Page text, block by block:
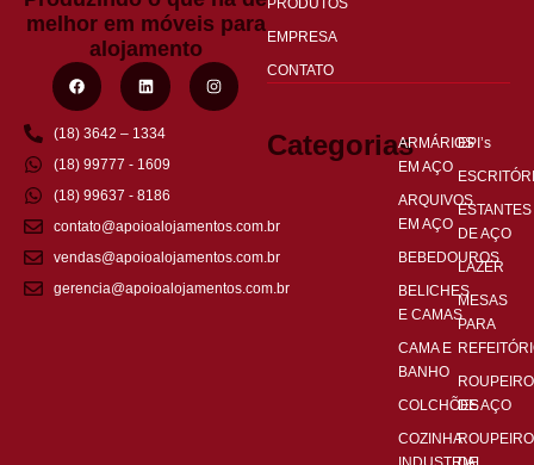
melhor em móveis para
alojamento
(18) 3642 – 1334
(18) 99777 - 1609
(18) 99637 - 8186
contato@apoioalojamentos.com.br
vendas@apoioalojamentos.com.br
gerencia@apoioalojamentos.com.br
EMPRESA
CONTATO
CategoriasARMÁRIOS
EM AÇO
ARQUIVOS
EM AÇO
BEBEDOUROS
BELICHES
E CAMAS
CAMA E
BANHO
COLCHÕES
COZINHA
EPI’s
ESTANTES
DE AÇO
LAZER
MESAS
PARA
DE AÇO